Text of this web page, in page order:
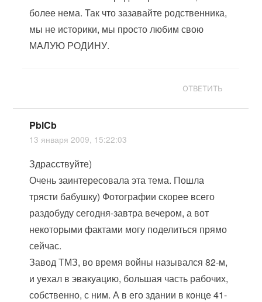
более нема. Так что зазавайте родственника,
мы не историки, мы просто любим свою
МАЛУЮ РОДИНУ.
ОТВЕТИТЬ
PblCb
13 января 2009, 15:22:03
Здрасствуйте)
Очень заинтересовала эта тема. Пошла
трясти бабушку) Фотографии скорее всего
раздобуду сегодня-завтра вечером, а вот
некоторыми фактами могу поделиться прямо
сейчас.
Завод ТМЗ, во время войны назывался 82-м,
и уехал в эвакуацию, большая часть рабочих,
собственно, с ним. А в его здании в конце 41-